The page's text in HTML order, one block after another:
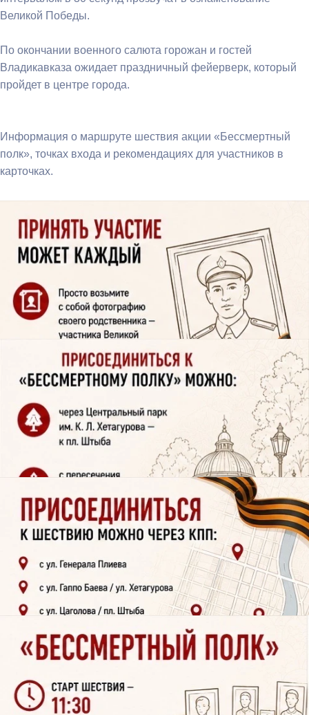
Великой Победы.
По окончании военного салюта горожан и гостей
Владикавказа ожидает праздничный фейерверк, который
пройдет в центре города.
Информация о маршруте шествия акции «Бессмертный
полк», точках входа и рекомендациях для участников в
карточках.